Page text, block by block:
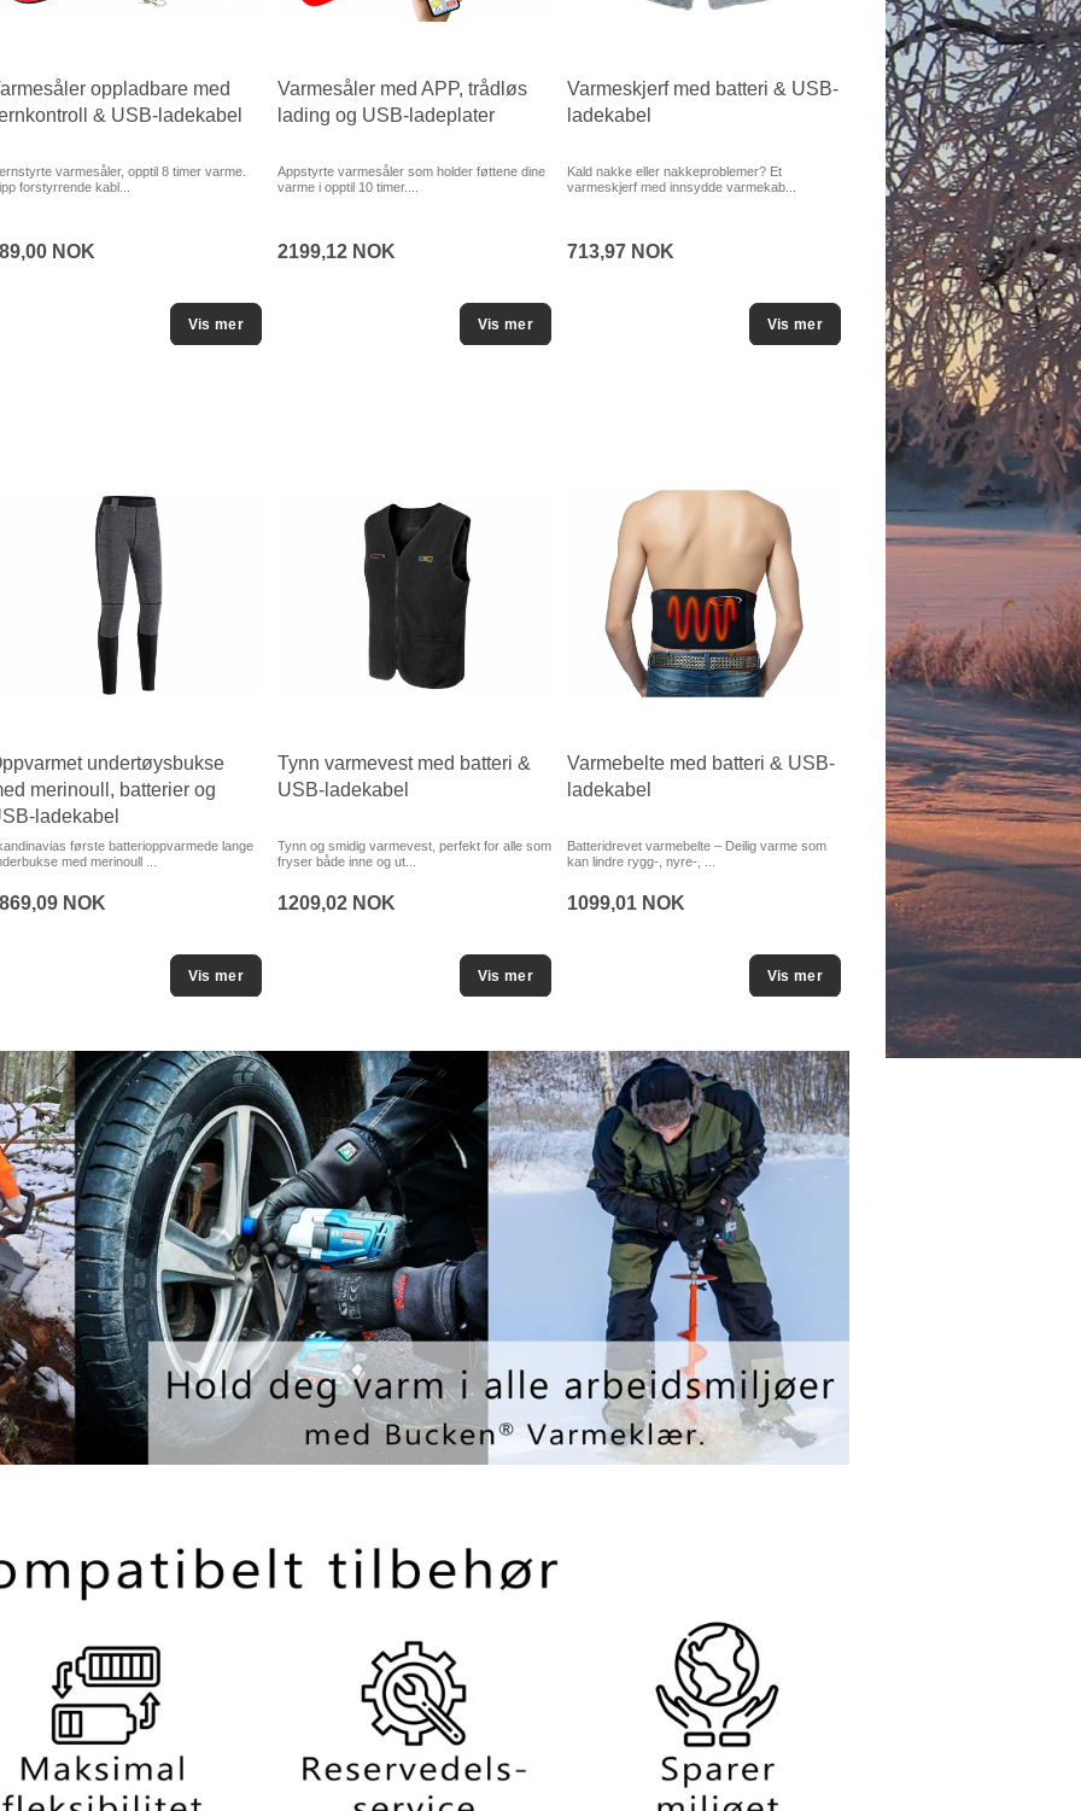
oppladbare med
& USB-ladekabel
varmesåler, opptil 8 timer varme.
forstyrrende kabl...
NOK
Varmesåler med APP, trådløs
lading og USB-ladeplater
Appstyrte varmesåler som holder føttene dine
varme i opptil 10 timer....
2199,12 NOK
Varmeskjerf med batteri & USB-
ladekabel
Kald nakke eller nakkeproblemer? Et
varmeskjerf med innsydde varmekab...
713,97 NOK
Oppvarmet pute med
USB-ladekabel
Diskret varme når du trenger det!
som en varmeflaske, men ut...
Artikkelnummer 558
797,58 NOK
undertøysbukse
merinoull, batterier og
ladekabel
første batterioppvarmede lange
med merinoull ...
NOK
Tynn varmevest med batteri &
USB-ladekabel
Tynn og smidig varmevest, perfekt for alle som
fryser både inne og ut...
1209,02 NOK
Varmebelte med batteri & USB-
ladekabel
Batteridrevet varmebelte – Deilig varme som
kan lindre rygg-, nyre-, ...
1099,01 NOK